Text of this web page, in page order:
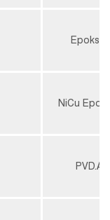
Epoksyd
NiCu
PVD.Al